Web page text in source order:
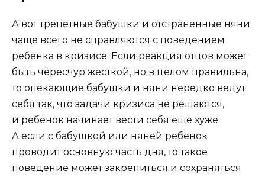
А вот трепетные бабушки и отстраненные няни
чаще всего не справляются с поведением
ребенка в кризисе. Если реакция отцов может
быть чересчур жесткой, но в целом правильна,
то опекающие бабушки и няни нередко ведут
себя так, что задачи кризиса не решаются,
и ребенок начинает вести себя еще хуже.
А если с бабушкой или няней ребенок
проводит основную часть дня, то такое
поведение может закрепиться и сохраняться